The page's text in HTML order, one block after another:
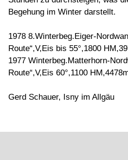
Begehung im Winter darstellt.
1978 8.Winterbeg.Eiger-
Route“,V,Eis bis 55°,1800
1977 Winterbeg.Matterhorn-
Route“,V,Eis 60°,1100
Gerd Schauer, Isny im Allgäu